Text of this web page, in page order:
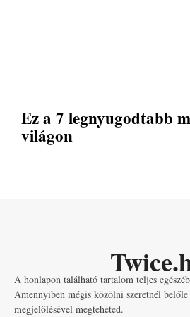
Ez a 7 legnyugodtabb
világon
A honlapon található tartalom teljes
Amennyiben mégis közölni szeretnél
megjelölésével megteheted.